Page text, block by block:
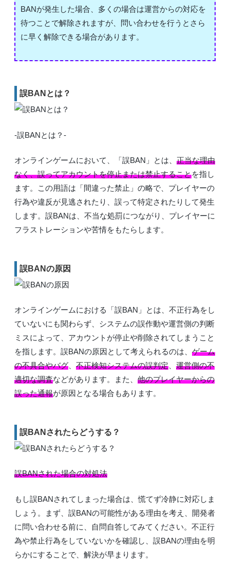
BANが発生した場合、多くの場合は運営からの対応を
待つことで解除されますが、問い合わせを行うとさら
に早く解除できる場合があります。
誤BANとは？
-誤BANとは？-
オンラインゲームにおいて、「誤BAN」とは、 正当な理由
なく、誤ってアカウントを停止または禁止することを指し
ます。この用語は「間違った禁止」の略で、プレイヤーの
行為や違反が見逃されたり、誤って特定されたりして発生
します。誤BANは、不当な処罰につながり、プレイヤーに
フラストレーションや苦情をもたらします。
誤BANの原因
オンラインゲームにおける「誤BAN」とは、不正行為をし
ていないにも関わらず、システムの誤作動や運営側の判断
ミスによって、アカウントが停止や削除されてしまうこと
を指します。誤BANの原因として考えられるのは、 ゲーム
の不具合やバグ
不正検知システムの誤判定
運営側の不
適切な調査などがあります。また、 他のプレイヤーからの
誤った通報が原因となる場合もあります。
誤BANされたらどうする？
誤BANされた場合の対処法
もし誤BANされてしまった場合は、慌てず冷静に対応しま
しょう。まず、誤BANの可能性がある理由を考え、開発者
に問い合わせる前に、自問自答してみてください。不正行
為や禁止行為をしていないかを確認し、誤BANの理由を明
らかにすることで、解決が早まります。